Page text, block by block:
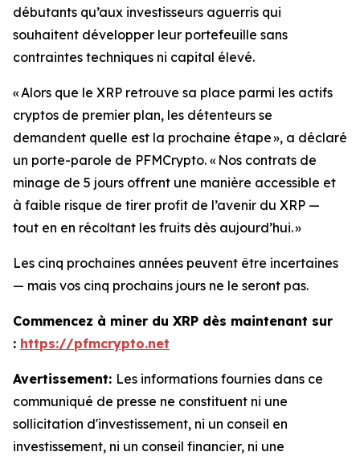
débutants qu’aux investisseurs aguerris qui
souhaitent développer leur portefeuille sans
contraintes techniques ni capital élevé.
« Alors que le XRP retrouve sa place parmi les actifs
cryptos de premier plan, les détenteurs se
demandent quelle est la prochaine étape », a déclaré
un porte-parole de PFMCrypto. « Nos contrats de
minage de 5 jours offrent une manière accessible et
à faible risque de tirer profit de l’avenir du XRP —
tout en en récoltant les fruits dès aujourd’hui. »
Les cinq prochaines années peuvent être incertaines
— mais vos cinq prochains jours ne le seront pas.
Commencez à miner du XRP dès maintenant sur
: https://pfmcrypto.net
Avertissement: Les informations fournies dans ce
communiqué de presse ne constituent ni une
sollicitation d'investissement, ni un conseil en
investissement, ni un conseil financier, ni une